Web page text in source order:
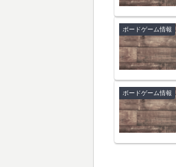
ボードゲーム情報
ボードゲーム情報